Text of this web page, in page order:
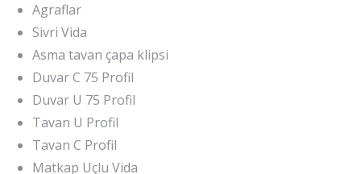
Agraflar
Sivri Vida
Asma tavan çapa klipsi
Duvar C 75 Profil
Duvar U 75 Profil
Tavan U Profil
Tavan C Profil
Matkap Uçlu Vida